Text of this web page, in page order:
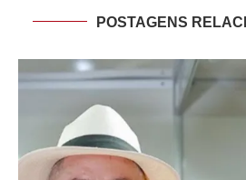
POSTAGENS